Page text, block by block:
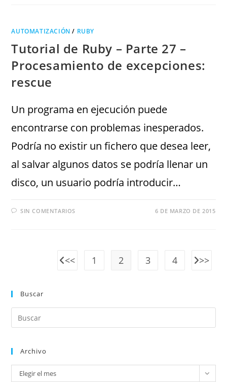
AUTOMATIZACIÓN / RUBY
Tutorial de Ruby – Parte 27 –
Procesamiento de excepciones:
rescue
Un programa en ejecución puede
encontrarse con problemas inesperados.
Podría no existir un fichero que desea leer,
al salvar algunos datos se podría llenar un
disco, un usuario podría introducir…
SIN COMENTARIOS 6 DE MARZO DE 2015
1 2 3 4
Buscar
Archivo
Elegir el mes